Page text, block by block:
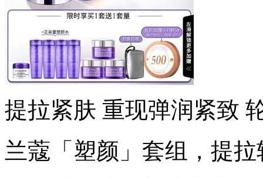
提拉紧肤 重现弹润紧致
兰蔻「塑颜」套组，提